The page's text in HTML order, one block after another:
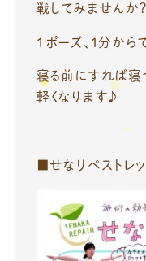
戦してみませんか？
１ポーズ、1分から
寝る前にすれば寝
軽くなります♪
■せなリペストレ